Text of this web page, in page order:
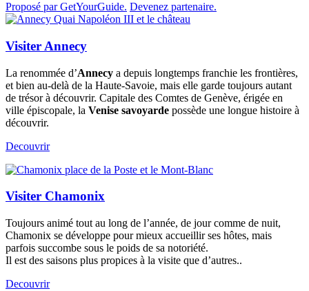
Proposé par GetYourGuide. Devenez partenaire.
Visiter Annecy
La renommée d’Annecy a depuis longtemps franchie les frontières,
et bien au-delà de la Haute-Savoie, mais elle garde toujours autant
de trésor à découvrir. Capitale des Comtes de Genève, érigée en
ville épiscopale, la Venise savoyarde possède une longue histoire à
découvrir.
Decouvrir
Visiter Chamonix
Toujours animé tout au long de l’année, de jour comme de nuit,
Chamonix se développe pour mieux accueillir ses hôtes, mais
parfois succombe sous le poids de sa notoriété.
Il est des saisons plus propices à la visite que d’autres..
Decouvrir